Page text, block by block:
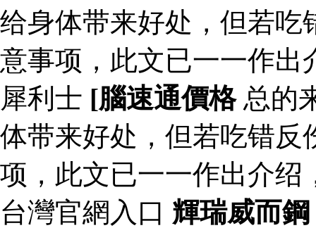
给身体带来好处，但若吃
意事项，此文已一一作出
犀利士 [腦速通價格总的
体带来好处，但若吃错反
项，此文已一一作出介绍
台灣官網入口 輝瑞威而鋼